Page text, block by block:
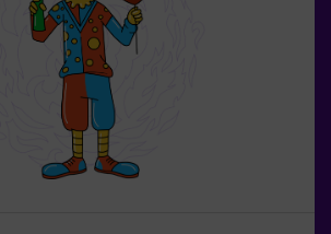
Edad: +6 años (dificultad
pequeños aventureros).⚠️ Aviso:
en algunas zonas.